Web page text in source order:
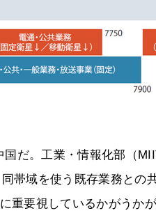
だ。工業・情報化部（
帯域を使う既存業務との
重要視しているかがうかが